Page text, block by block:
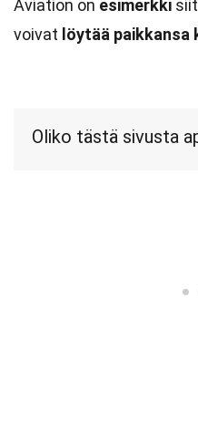
Aviation on esimerkki
voivat löytää paikkansa
Oliko tästä sivusta